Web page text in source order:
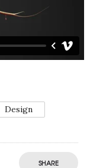
Design
SHARE